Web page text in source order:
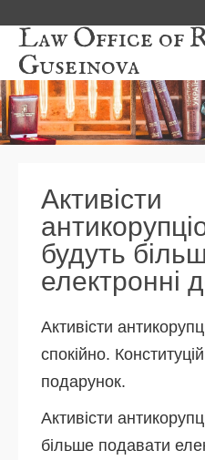
Law Office of
Guseinova
Активісти
будуть
електронні
Активісти
спокійно.
подарунок.
Активісти
більше подавати